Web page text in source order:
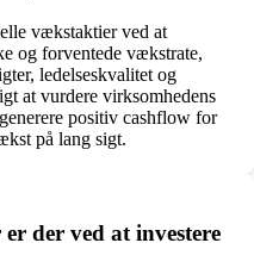
vækstaktier ved at
og forventede vækstrate,
ledelseskvalitet og
at vurdere virksomhedens
positiv cashflow for
på lang sigt.
der ved at investere